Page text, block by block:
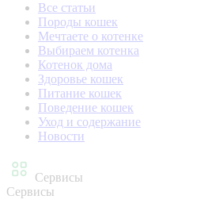
Все статьи
Породы кошек
Мечтаете о котенке
Выбираем котенка
Котенок дома
Здоровье кошек
Питание кошек
Поведение кошек
Уход и содержание
Новости
Сервисы
Сервисы